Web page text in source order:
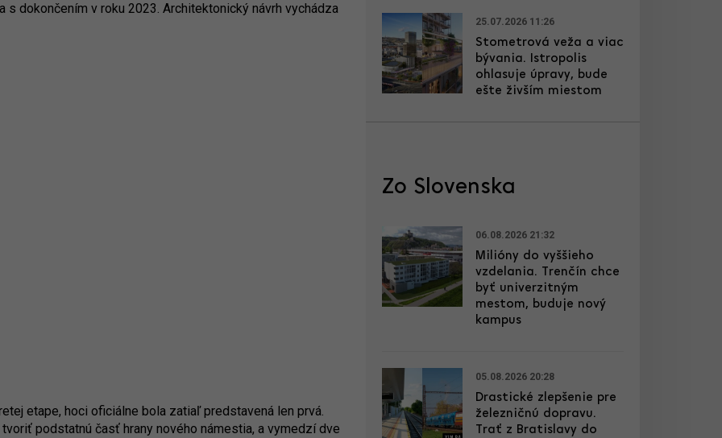
dokončením v roku 2023. Architektonický návrh vychádza
etape, hoci oficiálne bola zatiaľ predstavená len prvá.
podstatnú časť hrany nového námestia, a vymedzí dve
25.07.2026 11:26
Stometrová veža a viac
bývania. Istropolis
ohlasuje úpravy, bude
ešte živším miestom
Zo Slovenska
06.08.2026 21:32
Milióny do vyššieho
vzdelania. Trenčín chce
byť univerzitným
mestom, buduje nový
kampus
05.08.2026 20:28
Drastické zlepšenie pre
železničnú dopravu.
Trať z Bratislavy do